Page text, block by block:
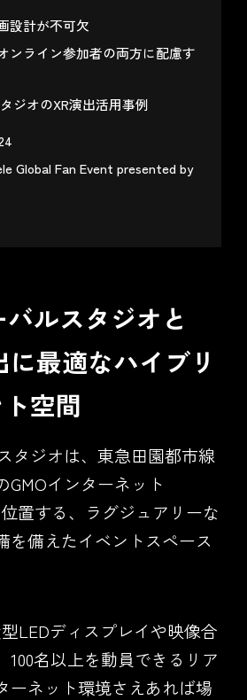
設計が不可欠
ンライン参加者の両方に配慮す
ジオのXR演出活用事例
Global Fan Event presented by
バルスタジオと
に最適なハイブリ
空間
タジオは、東急田園都市線
GMOインターネット
置する、ラグジュアリーな
を備えたイベントスペース
LEDディスプレイや映像合
100名以上を動員できるリア
ーネット環境さえあれば場